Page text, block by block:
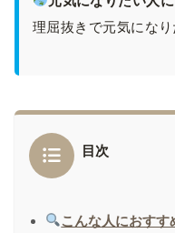
理屈抜きで元気になり
目次
こんな人におすす